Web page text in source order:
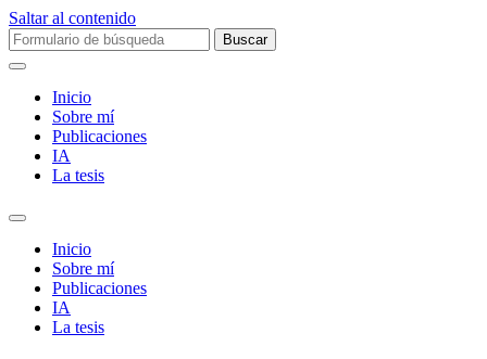
Saltar al contenido
Buscar:
Inicio
Sobre mí­
Publicaciones
IA
La tesis
Alternar
campo
búsqueda
Inicio
Sobre mí­
Publicaciones
IA
La tesis